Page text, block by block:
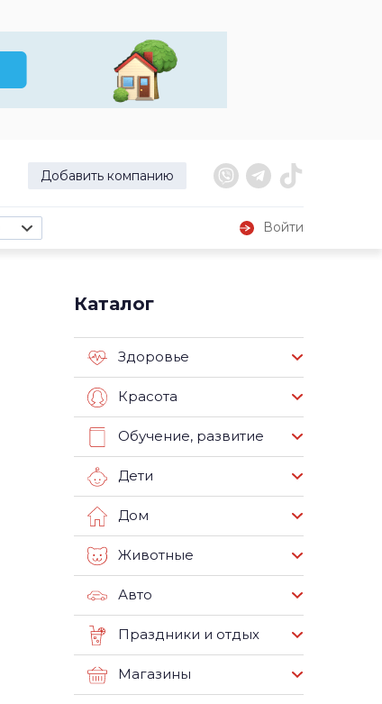
Добавить компанию
Войти
Каталог
Здоровье
Красота
Обучение, развитие
Дети
Дом
Животные
Авто
Праздники и отдых
Магазины